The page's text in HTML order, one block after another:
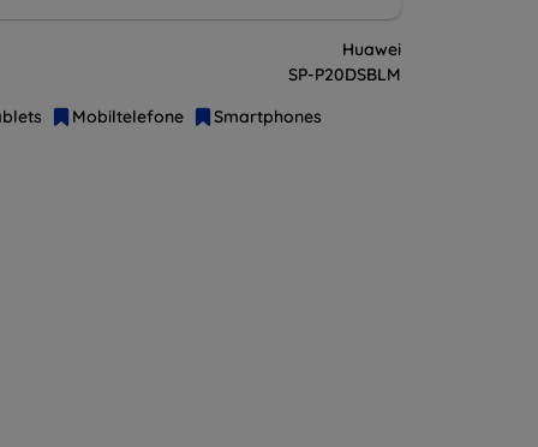
Huawei
SP-P20DSBLM
Mobiltelefone Smartphones